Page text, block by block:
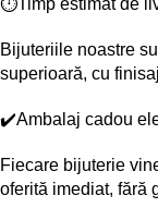
⏱️Timp estimat de
Bijuteriile noastre
superioară, cu
✔️Ambalaj cadou
Fiecare bijuterie
oferită imediat, fără